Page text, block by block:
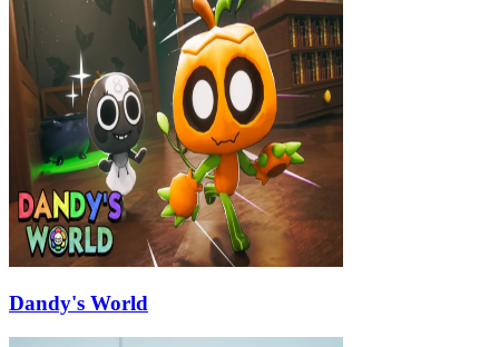
Dandy's World